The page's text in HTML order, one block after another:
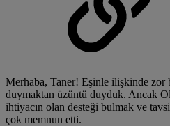
Merhaba, Taner! Eşinle ilişkinde zor
duymaktan üzüntü duyduk. Ancak
ihtiyacın olan desteği bulmak ve
çok memnun etti.